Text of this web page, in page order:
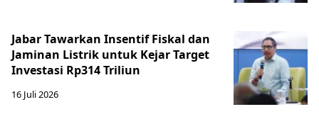
Jabar Tawarkan Insentif Fiskal dan
Jaminan Listrik untuk Kejar Target
Investasi Rp314 Triliun
16 Juli 2026